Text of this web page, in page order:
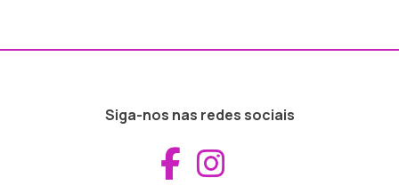
Siga-nos nas redes sociais
Aceder ao